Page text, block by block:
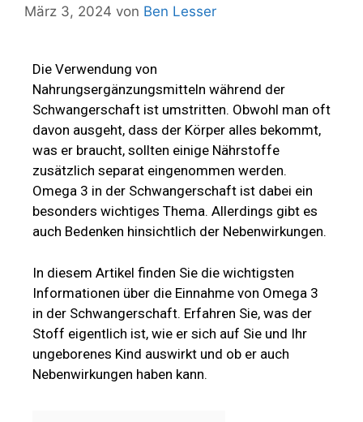
März 3, 2024 von Ben Lesser
Die Verwendung von
Nahrungsergänzungsmitteln während der
Schwangerschaft ist umstritten. Obwohl man oft
davon ausgeht, dass der Körper alles bekommt,
was er braucht, sollten einige Nährstoffe
zusätzlich separat eingenommen werden.
Omega 3 in der Schwangerschaft ist dabei ein
besonders wichtiges Thema. Allerdings gibt es
auch Bedenken hinsichtlich der Nebenwirkungen.
In diesem Artikel finden Sie die wichtigsten
Informationen über die Einnahme von Omega 3
in der Schwangerschaft. Erfahren Sie, was der
Stoff eigentlich ist, wie er sich auf Sie und Ihr
ungeborenes Kind auswirkt und ob er auch
Nebenwirkungen haben kann.